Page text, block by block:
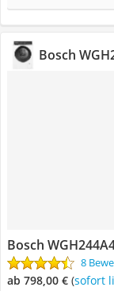
Bosch
Bosch
8
ab 798,00 € ( Sofort